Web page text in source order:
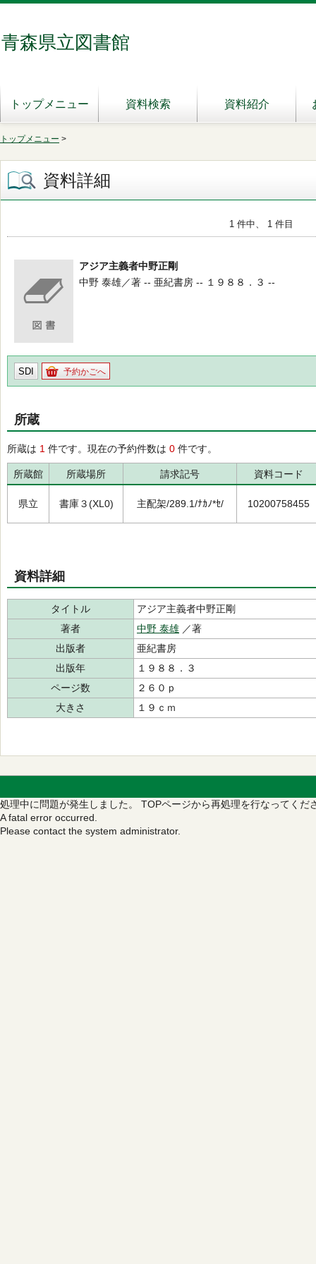
青森県立図書館
トップメニュー 資料検索 資料紹介
トップメニュー >
資料詳細
1 件中、 1 件目
アジア主義者中野正剛
中野 泰雄／著 -- 亜紀書房 -- １９８８．３ --
SDI 予約かごへ
所蔵
所蔵は 1 件です。現在の予約件数は 0 件です。
所蔵館 所蔵場所 請求記号 資料コード
県立 書庫３(XL0) 主配架/289.1/ﾅｶﾉ*ｾ/ 10200758455
資料詳細
タイトル
アジア主義者中野正剛
著者
中野 泰雄 ／著
出版者
亜紀書房
出版年
１９８８．３
ページ数
２６０ｐ
大きさ
１９ｃｍ
処理中に問題が発生しました。 TOPページから再処理を行なってくだ
A fatal error occurred.
Please contact the system administrator.